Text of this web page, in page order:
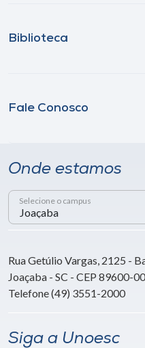
Biblioteca
Fale Conosco
Onde estamos
Selecione o campus
Rua Getúlio Vargas, 2125 -
Joaçaba - SC - CEP 89600-
Telefone (49) 3551-2000
Siga a Unoesc